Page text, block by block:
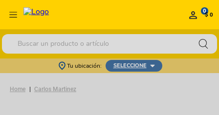
0$ 0
Buscar un producto o artículo
Tu ubicación: SELECCIONE
Carlos Martinez